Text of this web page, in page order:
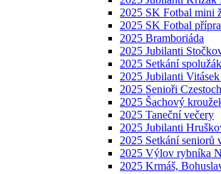
2025 SK Fotbal mini
2025 SK Fotbal
2025 Bramboriáda
2025 Jubilanti
2025 Setkání
2025 Jubilanti
2025 Senioři
2025 Šachový
2025 Taneční večery
2025 Jubilanti
2025 Setkání seniorů
2025 Výlov rybníka
2025 Krmáš,